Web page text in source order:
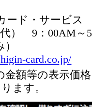
ード・サービス
代） 9：00AM～
card.co.jp/
金額等の表示価
ます。